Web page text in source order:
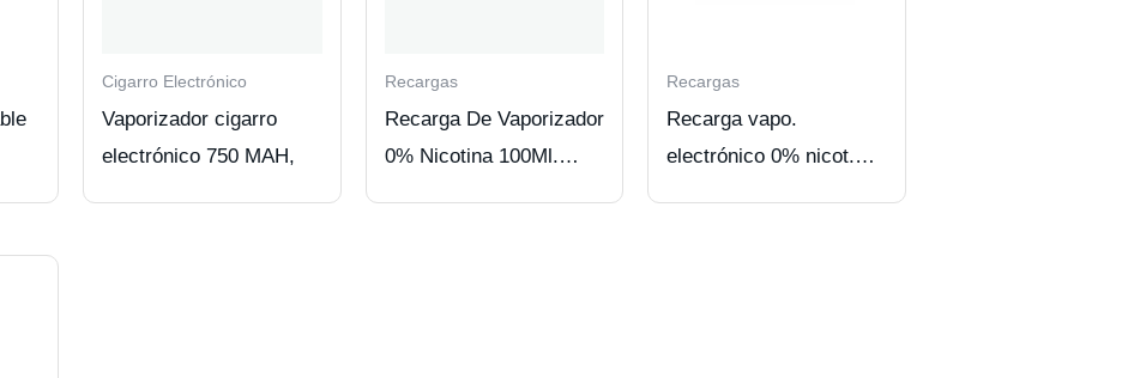
Cigarro Electrónico
Vaporizador cigarro
electrónico 750 MAH,
Recargas
Recarga De Vaporizador
0% Nicotina 100Ml.
Recargas
Recarga vapo.
electrónico 0% nicot.